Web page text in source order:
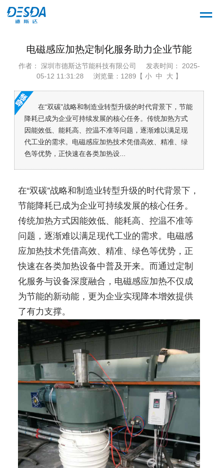
电磁感应加热定制化服务助力企业节能
作者： 深圳市德斯达节能科技有限公司
发表时间： 2025-
05-12 11:31:28
浏览量：1289【 小 中 大 】
在“双碳”战略和制造业转型升级的时代背景下，节能
降耗已成为企业可持续发展的核心任务。传统加热方式
因能效低、能耗高、控温不准等问题，逐渐难以满足现
代工业的需求。电磁感应加热技术凭借高效、精准、绿
色等优势，正快速在各类加热设...
在“双碳”战略和制造业转型升级的时代背景下，
节能降耗已成为企业可持续发展的核心任务。
传统加热方式因能效低、能耗高、控温不准等
问题，逐渐难以满足现代工业的需求。电磁感
应加热技术凭借高效、精准、绿色等优势，正
快速在各类加热设备中普及开来。而通过定制
化服务与设备深度融合，电磁感应加热不仅成
为节能的新动能，更为企业实现降本增效提供
了有力支撑。